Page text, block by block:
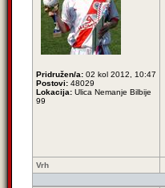
Pridružen/a: 02 kol 2012, 10:47
Postovi: 48029
Lokacija: Ulica Nemanje Bilbije
99
Vrh